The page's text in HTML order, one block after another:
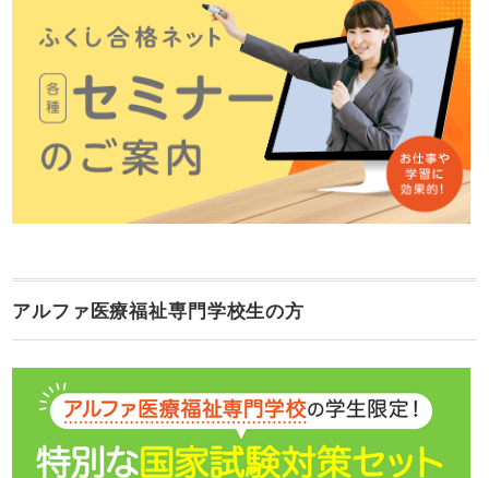
アルファ医療福祉専門学校生の方